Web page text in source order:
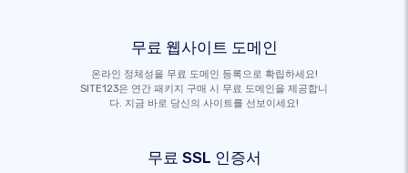
무료 웹사이트 도메인
온라인 정체성을 무료 도메인 등록으로 확립하세요!
SITE123은 연간 패키지 구매 시 무료 도메인을 제공합니
다. 지금 바로 당신의 사이트를 선보이세요!
무료 SSL 인증서